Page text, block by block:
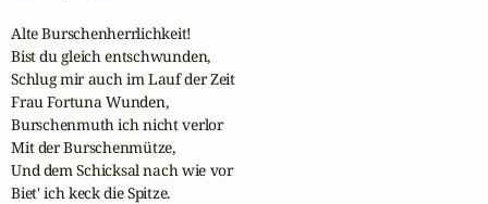
Alte Burschenherrlichkeit!
Bist du gleich entschwunden,
Schlug mir auch im Lauf der Zeit
Frau Fortuna Wunden,
Burschenmuth ich nicht verlor
Mit der Burschenmütze,
Und dem Schicksal nach wie vor